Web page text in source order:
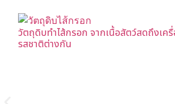
วัตถุดิบทำไส้กรอก จากเนื้อสัตว์สดถึงเครื่
รสชาติต่างกัน